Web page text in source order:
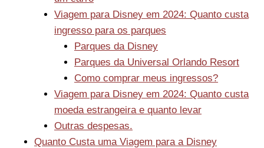
Viagem para Disney em 2024: Quanto custa
ingresso para os parques
Parques da Disney
Parques da Universal Orlando Resort
Como comprar meus ingressos?
Viagem para Disney em 2024: Quanto custa
moeda estrangeira e quanto levar
Outras despesas.
Quanto Custa uma Viagem para a Disney